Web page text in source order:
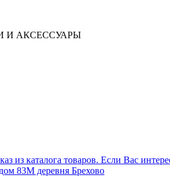
И АКСЕССУАРЫ
из каталога товаров. Если Вас
83М деревня Брехово